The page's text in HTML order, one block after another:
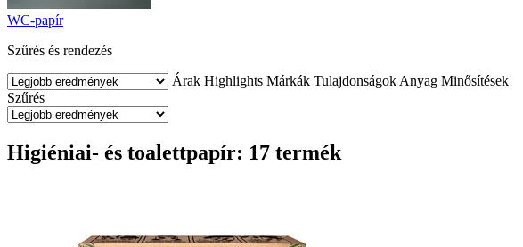
WC-papír
Szűrés és rendezés
Árak Highlights Márkák Tulajdonságok Anyag Minősítések
Szűrés
Higiéniai- és toalettpapír: 17 termék